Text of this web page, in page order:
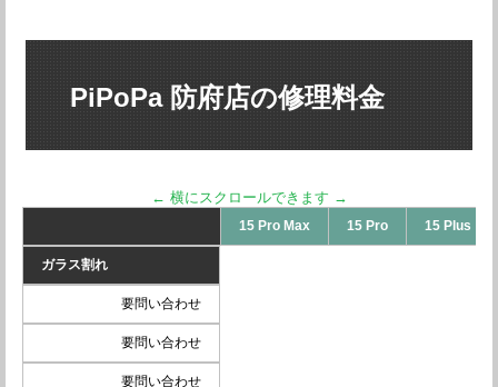
PiPoPa 防府店の修理料金
15 Pro Max 15 Pro 15 Plus
ガラス割れ
要問い合わせ
要問い合わせ
要問い合わせ